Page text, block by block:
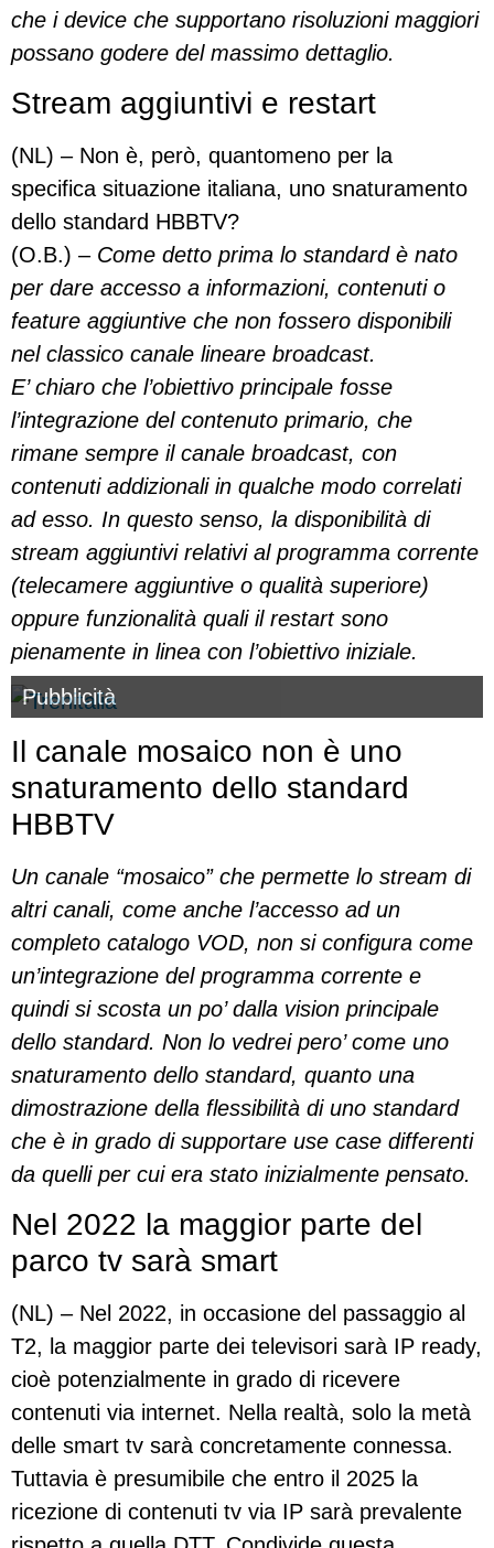
che i device che supportano risoluzioni maggiori
possano godere del massimo dettaglio.
Stream aggiuntivi e restart
(NL) – Non è, però, quantomeno per la
specifica situazione italiana, uno snaturamento
dello standard HBBTV?
(O.B.) – Come detto prima lo standard è nato
per dare accesso a informazioni, contenuti o
feature aggiuntive che non fossero disponibili
nel classico canale lineare broadcast.
E’ chiaro che l’obiettivo principale fosse
l’integrazione del contenuto primario, che
rimane sempre il canale broadcast, con
contenuti addizionali in qualche modo correlati
ad esso. In questo senso, la disponibilità di
stream aggiuntivi relativi al programma corrente
(telecamere aggiuntive o qualità superiore)
oppure funzionalità quali il restart sono
pienamente in linea con l’obiettivo iniziale.
Pubblicità
Il canale mosaico non è uno
snaturamento dello standard
HBBTV
Un canale “mosaico” che permette lo stream di
altri canali, come anche l’accesso ad un
completo catalogo VOD, non si configura come
un’integrazione del programma corrente e
quindi si scosta un po’ dalla vision principale
dello standard. Non lo vedrei pero’ come uno
snaturamento dello standard, quanto una
dimostrazione della flessibilità di uno standard
che è in grado di supportare use case differenti
da quelli per cui era stato inizialmente pensato.
Nel 2022 la maggior parte del
parco tv sarà smart
(NL) – Nel 2022, in occasione del passaggio al
T2, la maggior parte dei televisori sarà IP ready,
cioè potenzialmente in grado di ricevere
contenuti via internet. Nella realtà, solo la metà
delle smart tv sarà concretamente connessa.
Tuttavia è presumibile che entro il 2025 la
ricezione di contenuti tv via IP sarà prevalente